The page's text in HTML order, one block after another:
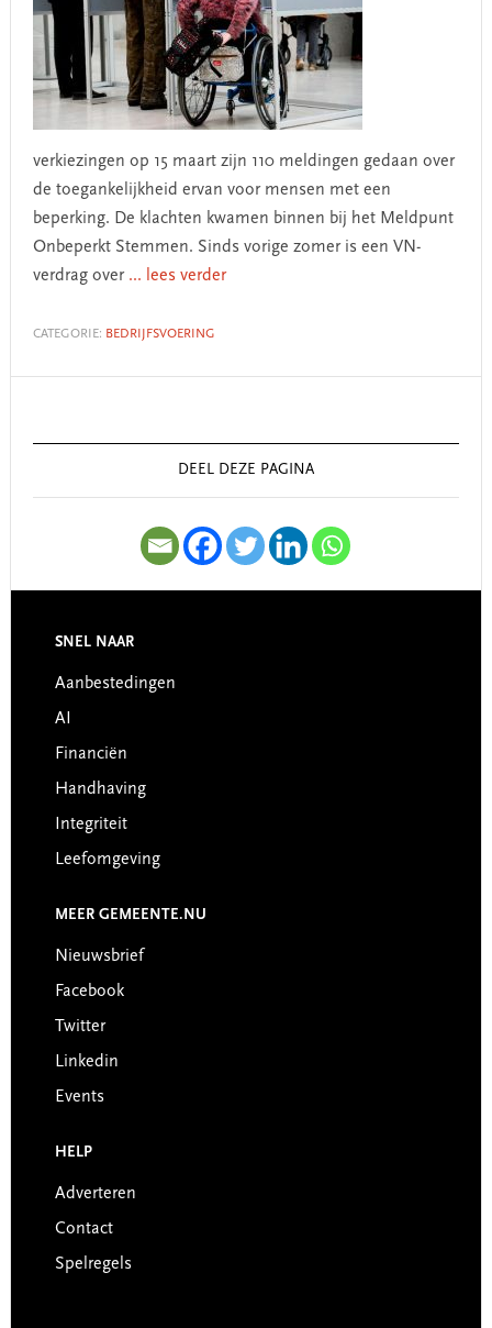
verkiezingen op 15 maart zijn 110 meldingen gedaan over
de toegankelijkheid ervan voor mensen met een
beperking. De klachten kwamen binnen bij het Meldpunt
Onbeperkt Stemmen. Sinds vorige zomer is een VN-
verdrag over ... lees verder
CATEGORIE: BEDRIJFSVOERING
Sidebar
DEEL DEZE PAGINA
Footer
SNEL NAAR
Aanbestedingen
AI
Financiën
Handhaving
Integriteit
Leefomgeving
MEER GEMEENTE.NU
Nieuwsbrief
Facebook
Twitter
Linkedin
Events
HELP
Adverteren
Contact
Spelregels